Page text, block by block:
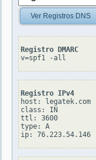
Ver Registros DNS
Registro DMARC
v=spf1 -all
Registro IPv4
host: legatek.com
class: IN
ttl: 3600
type: A